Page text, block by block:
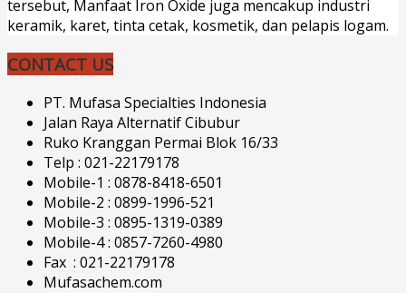
tersebut, Manfaat Iron Oxide juga mencakup industri
keramik, karet, tinta cetak, kosmetik, dan pelapis logam.
CONTACT US
PT. Mufasa Specialties Indonesia
Jalan Raya Alternatif Cibubur
Ruko Kranggan Permai Blok 16/33
Telp : 021-22179178
Mobile-1 : 0878-8418-6501
Mobile-2 : 0899-1996-521
Mobile-3 : 0895-1319-0389
Mobile-4 : 0857-7260-4980
Fax : 021-22179178
Mufasachem.com